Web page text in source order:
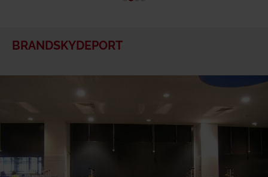
BRANDSKYDEPORT